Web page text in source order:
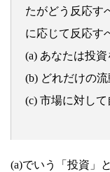
たがどう反応す
に応じて反応す
(a) あなたは投
(b) どれだけの
(c) 市場に対して
(a)でいう「投資」